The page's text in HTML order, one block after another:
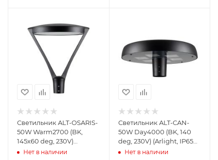
Светильник ALT-OSARIS-
50W Warm2700 (BK,
145x60 deg, 230V)
(Arlight, IP65 Металл, 5
Нет в наличии
Светильник ALT-CAN-
50W Day4000 (BK, 140
deg, 230V) (Arlight, IP65
Металл, 5 лет)
Нет в наличии